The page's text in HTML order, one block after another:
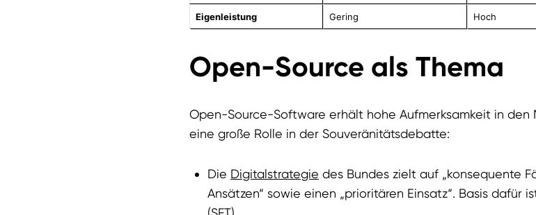
Eigenleistung Gering Hoch
Open-Source als Thema
Open-Source-Software erhält hohe Aufmerksamkeit in den
eine große Rolle in der Souveränitätsdebatte:
Die Digitalstrategie des Bundes zielt auf „konsequente
Ansätzen“ sowie einen „prioritären Einsatz“. Basis dafür